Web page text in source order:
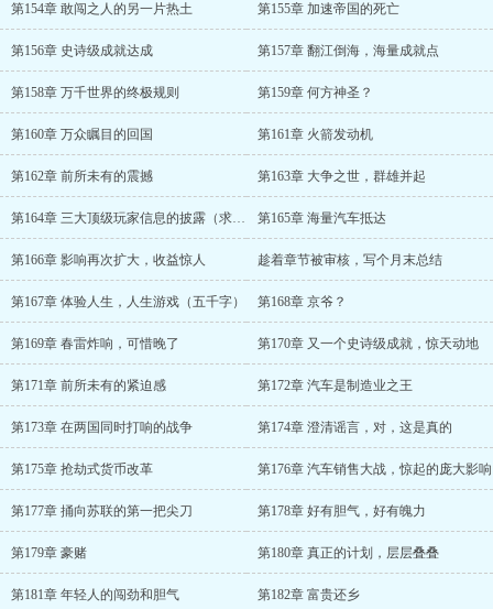
第154章 敢闯之人的另一片热土 第155章 加速帝国的死亡
第156章 史诗级成就达成 第157章 翻江倒海，海量成就点
第158章 万千世界的终极规则 第159章 何方神圣？
第160章 万众瞩目的回国 第161章 火箭发动机
第162章 前所未有的震撼 第163章 大争之世，群雄并起
第164章 三大顶级玩家信息的披露（求月票） 第165章 海量汽车抵达
第166章 影响再次扩大，收益惊人 趁着章节被审核，写个月末总结
第167章 体验人生，人生游戏（五千字） 第168章 京爷？
第169章 春雷炸响，可惜晚了 第170章 又一个史诗级成就，惊天动地
第171章 前所未有的紧迫感 第172章 汽车是制造业之王
第173章 在两国同时打响的战争 第174章 澄清谣言，对，这是真的
第175章 抢劫式货币改革 第176章 汽车销售大战，惊起的庞大影响
第177章 捅向苏联的第一把尖刀 第178章 好有胆气，好有魄力
第179章 豪赌 第180章 真正的计划，层层叠叠
第181章 年轻人的闯劲和胆气 第182章 富贵还乡